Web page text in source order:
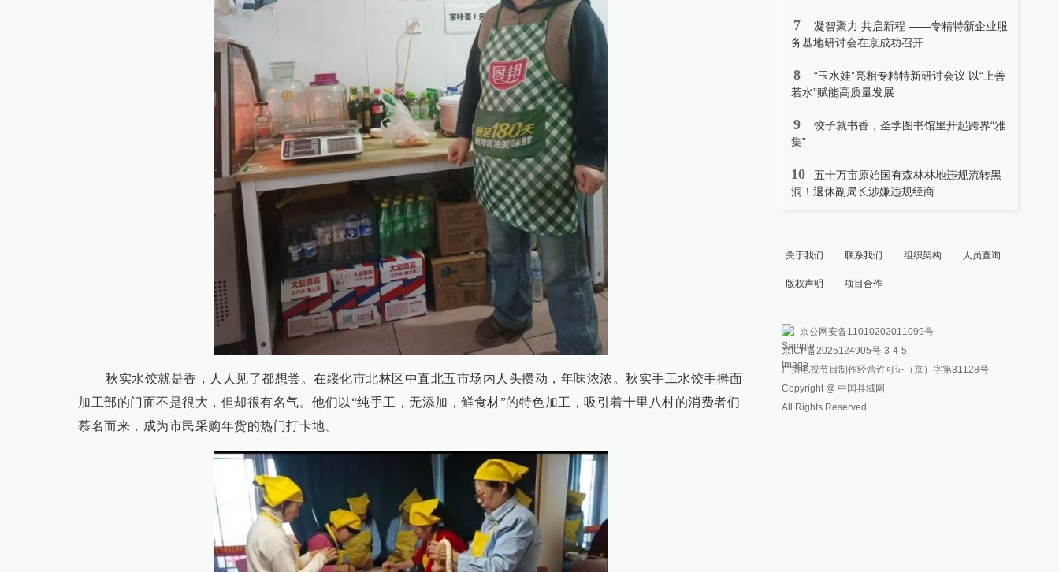
秋实水饺就是香，人人见了都想尝。在绥化市北林区中直北五市场内人头攒动，年味浓浓。秋实手工水饺手擀面
加工部的门面不是很大，但却很有名气。他们以“纯手工，无添加，鲜食材”的特色加工，吸引着十里八村的消费者们
慕名而来，成为市民采购年货的热门打卡地。
7
凝智聚力 共启新程 ——专精特新企业服
务基地研讨会在京成功召开
8
“玉水娃”亮相专精特新研讨会议 以“上善
若水”赋能高质量发展
9
饺子就书香，圣学图书馆里开起跨界“雅
集”
10
五十万亩原始国有森林林地违规流转黑
洞！退休副局长涉嫌违规经商
关于我们 联系我们 组织架构 人员查询
版权声明 项目合作
京公网安备11010202011099号
京ICP备2025124905号-3-4-5
广播电视节目制作经营许可证（京）字第31128号
Copyright @ 中国县域网
All Rights Reserved.